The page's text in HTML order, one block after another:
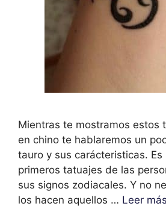
Mientras te mostramos estos
en chino te hablaremos un
tauro y sus carácteristicas. Es
primeros tatuajes de las
sus signos zodiacales. Y no
los hacen aquellos … Leer más